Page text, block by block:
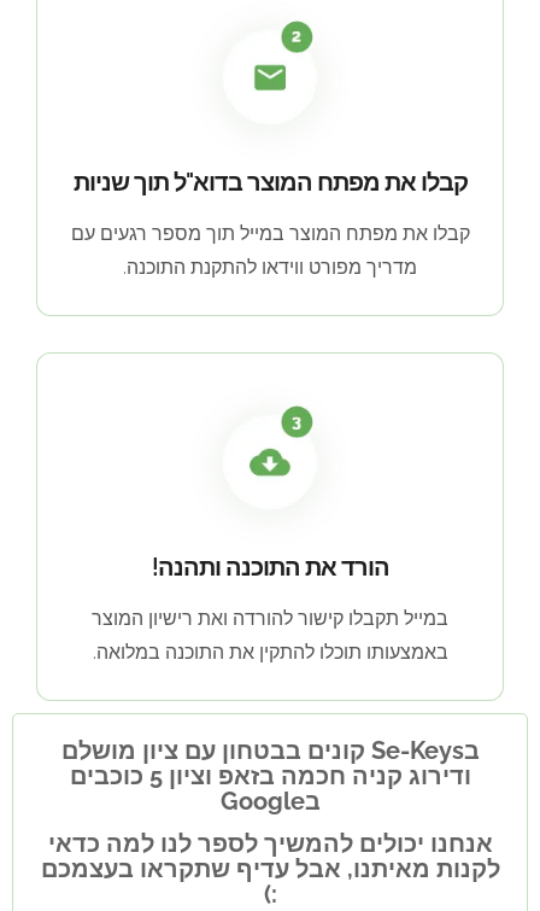
קבלו את מפתח המוצר בדוא"ל תוך שניות
קבלו את מפתח המוצר במייל תוך מספר רגעים עם
מדריך מפורט ווידאו להתקנת התוכנה.
הורד את התוכנה ותהנה!
במייל תקבלו קישור להורדה ואת רישיון המוצר
באמצעותו תוכלו להתקין את התוכנה במלואה.
בSe-Keys קונים בבטחון עם ציון מושלם
ודירוג קניה חכמה בזאפ וציון 5 כוכבים
בGoogle
אנחנו יכולים להמשיך לספר לנו למה כדאי
לקנות מאיתנו, אבל עדיף שתקראו בעצמכם
:)